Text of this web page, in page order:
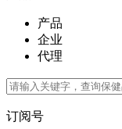
产品
企业
代理
订阅号